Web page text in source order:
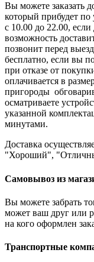
Вы можете заказать
который прибудет по
с 10.00 до 22.00, если
возможность
позвонит перед
бесплатно, если вы
при отказе от
оплачивается в
пригороды
осматриваете
указанной
минутами.
Доставка
"Хороший",
Самовывоз из
Вы можете забрать
может ваш друг или
на кого оформлен
Транспортные